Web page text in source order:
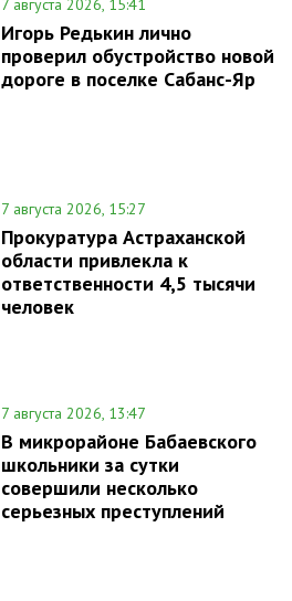
7 августа 2026, 15:41
Игорь Редькин лично
проверил обустройство новой
дороге в поселке Сабанс-Яр
7 августа 2026, 15:27
Прокуратура Астраханской
области привлекла к
ответственности 4,5 тысячи
человек
7 августа 2026, 13:47
В микрорайоне Бабаевского
школьники за сутки
совершили несколько
серьезных преступлений